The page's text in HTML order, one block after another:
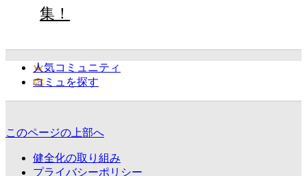
集！
人気コミュニティ
コミュを探す
このページの上部へ
健全化の取り組み
プライバシーポリシー